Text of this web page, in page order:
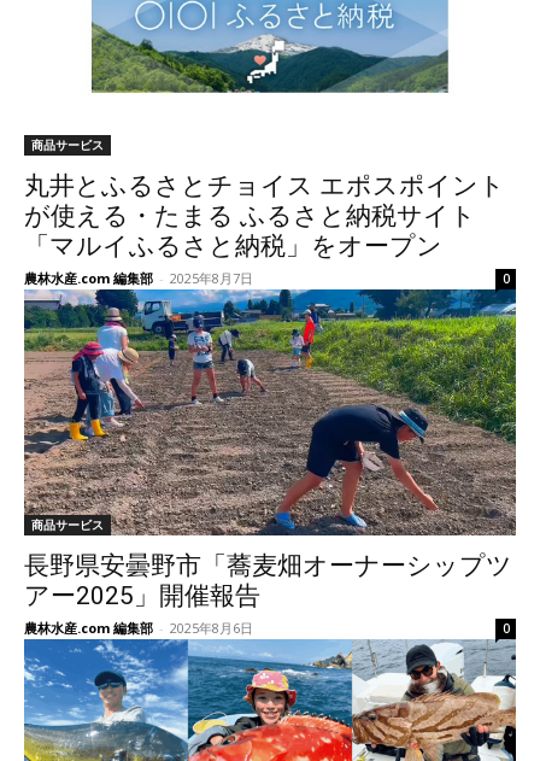
商品サービス
丸井とふるさとチョイス エポスポイント
が使える・たまる ふるさと納税サイト
「マルイふるさと納税」をオープン
農林水産.com 編集部 - 2025年8月7日 0
商品サービス
長野県安曇野市「蕎麦畑オーナーシップツ
アー2025」開催報告
農林水産.com 編集部 - 2025年8月6日 0